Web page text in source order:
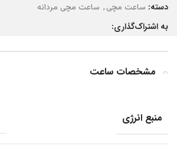
دسته: ساعت مچی, ساعت مچی مردانه
به اشتراک‌گذاری:
مشخصات ساعت
منبع انرژی